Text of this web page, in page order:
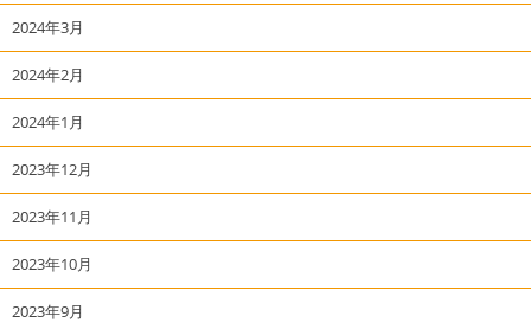
2024年3月
2024年2月
2024年1月
2023年12月
2023年11月
2023年10月
2023年9月